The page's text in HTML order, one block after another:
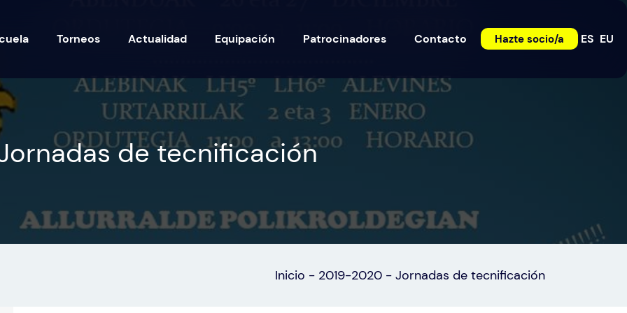
Torneos Actualidad Equipación Patrocinadores Contacto Hazte socio/a ES EU
de tecnificación
Inicio - 2019-2020 - Jornadas de tecnificación